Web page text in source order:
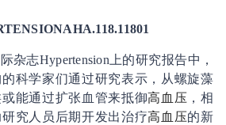
杂志Hypertension上的研究报告中，
科学家们通过研究表示，从螺旋藻
能通过扩张血管来抵御高血压 ，相
究人员后期开发出治疗高血压的新